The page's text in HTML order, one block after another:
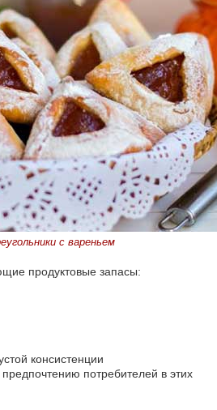
с вареньем
продуктовые запасы:
консистенции
потребителей в этих